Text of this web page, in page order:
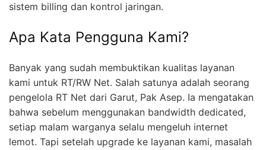
sistem billing dan kontrol jaringan.
Apa Kata Pengguna Kami?
Banyak yang sudah membuktikan kualitas layanan
kami untuk RT/RW Net. Salah satunya adalah seorang
pengelola RT Net dari Garut, Pak Asep. Ia mengatakan
bahwa sebelum menggunakan bandwidth dedicated,
setiap malam warganya selalu mengeluh internet
lemot. Tapi setelah upgrade ke layanan kami, masalah